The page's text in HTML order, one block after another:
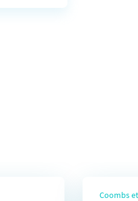
Coombs